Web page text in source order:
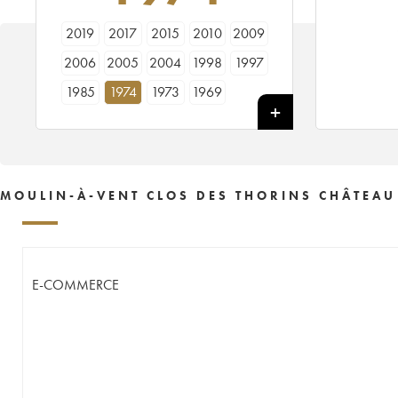
2019 2017 2015 2010
2009
2006
2005 2004 1998
1997
1985
1974 1973 1969
MOULIN-À-VENT CLOS DES THORINS
E-COMMERCE